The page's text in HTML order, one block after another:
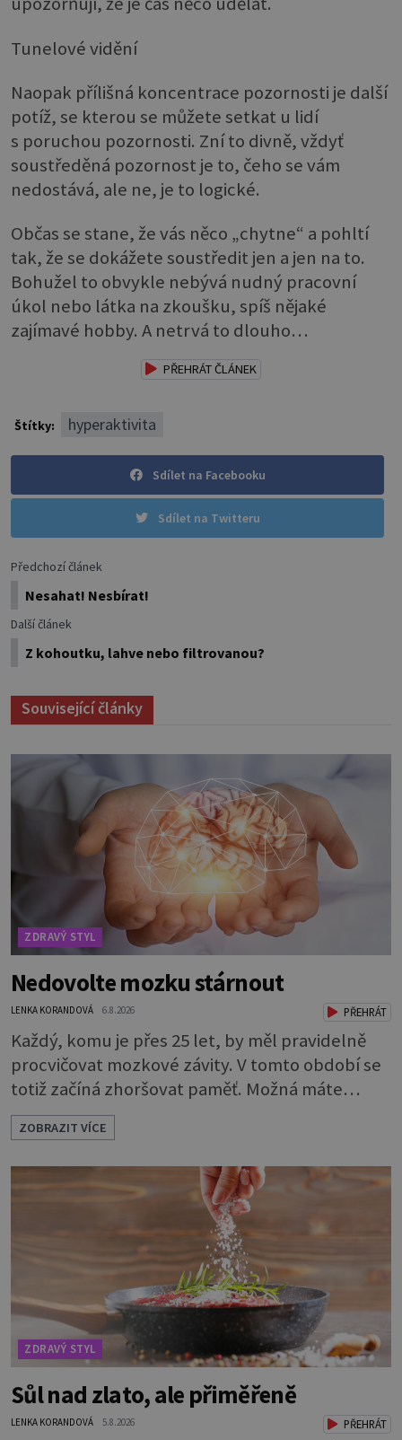
Tunelové vidění
Naopak přílišná koncentrace pozornosti je další
potíž, se kterou se můžete setkat u lidí
s poruchou pozornosti. Zní to divně, vždyť
soustředěná pozornost je to, čeho se vám
nedostává, ale ne, je to logické.
Občas se stane, že vás něco „chytne“ a pohltí
tak, že se dokážete soustředit jen a jen na to.
Bohužel to obvykle nebývá nudný pracovní
úkol nebo látka na zkoušku, spíš nějaké
zajímavé hobby. A netrvá to dlouho…
PŘEHRÁT ČLÁNEK
Štítky: hyperaktivita
Sdílet na Facebooku
Sdílet na Twitteru
Předchozí článek
Nesahat! Nesbírat!
Další článek
Z kohoutku, lahve nebo filtrovanou?
Související články
ZDRAVÝ STYL
Nedovolte mozku stárnout
LENKA KORANDOVÁ 6.8.2026 PŘEHRÁT
Každý, komu je přes 25 let, by měl pravidelně
procvičovat mozkové závity. V tomto období se
totiž začíná zhoršovat paměť. Možná máte
problém vzpomenout si na jméno kolegy z
práce. Nebo marně v paměti lovíte název
knížky, kterou jste nedávno přečetli. Je to
opravdu tak, s věkem jako kdyby se paměť
Procvičujte mozkové závity. Není to nijak slož
ZOBRAZIT VÍCE
ZDRAVÝ STYL
Sůl nad zlato, ale přiměřeně
LENKA KORANDOVÁ 5.8.2026 PŘEHRÁT